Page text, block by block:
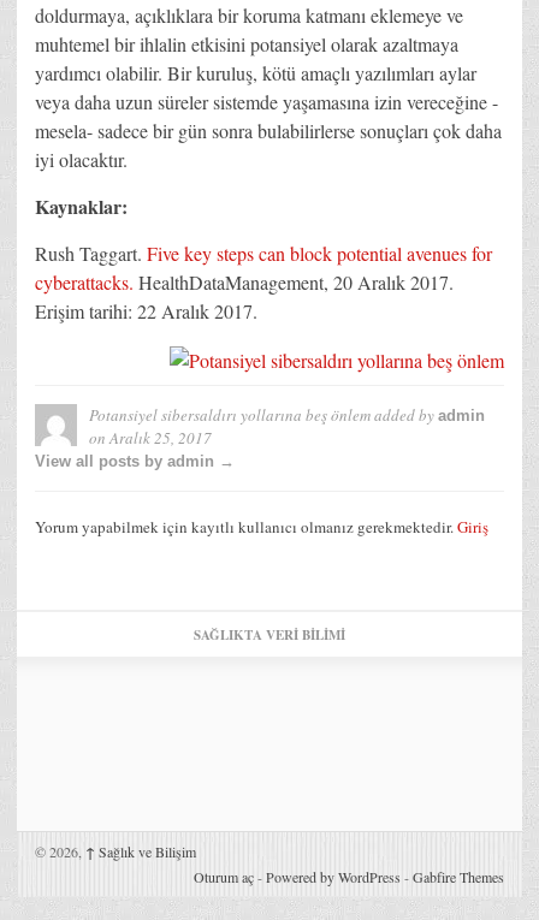
doldurmaya, açıklıklara bir koruma katmanı eklemeye ve
muhtemel bir ihlalin etkisini potansiyel olarak azaltmaya
yardımcı olabilir. Bir kuruluş, kötü amaçlı yazılımları aylar
veya daha uzun süreler sistemde yaşamasına izin vereceğine -
mesela- sadece bir gün sonra bulabilirlerse sonuçları çok daha
iyi olacaktır.
Kaynaklar:
Rush Taggart. Five key steps can block potential avenues for
cyberattacks. HealthDataManagement, 20 Aralık 2017.
Erişim tarihi: 22 Aralık 2017.
Potansiyel sibersaldırı yollarına beş önlemadded by admin
onAralık 25, 2017
View all posts by admin →
Yorum yapabilmek için kayıtlı kullanıcı olmanız gerekmektedir.Giriş
SAĞLIKTA VERI BILIMI
© 2026, ↑ Sağlık ve Bilişim
Oturum aç-Powered by WordPress -Gabfire Themes